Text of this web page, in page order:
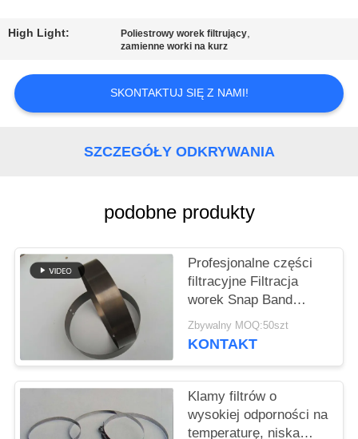
KONTROLA
SKONTAKTUJ
POPROSIĆ
O
WYCENĘ
SITEMAP
High Light: Poliestrowy worek filtrujący,
zamienne worki na kurz
SKONTAKTUJ SIĘ Z NAMI!
SZCZEGÓŁY ODKRYWANIA
podobne produkty
Profesjonalne części
filtracyjne Filtracja
worek Snap Band
Różny materiał i
rozmiar
Zbywalny MOQ:50szt
KONTAKT
Klamy filtrów o
wysokiej odporności na
temperaturę, niska